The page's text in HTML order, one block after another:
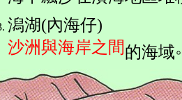
潟湖(內海仔)
沙洲與海岸之間 的海域